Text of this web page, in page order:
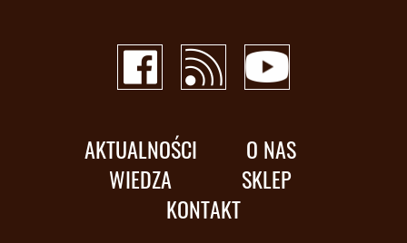
AKTUALNOŚCI
O NAS
WIEDZA
SKLEP
KONTAKT